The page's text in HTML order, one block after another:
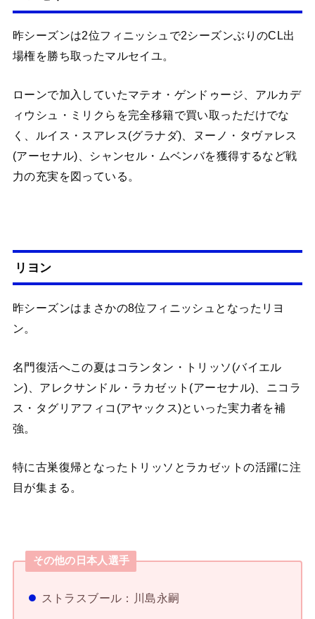
昨シーズンは2位フィニッシュで2シーズンぶりのCL出
場権を勝ち取ったマルセイユ。
ローンで加入していたマテオ・ゲンドゥージ、アルカデ
ィウシュ・ミリクらを完全移籍で買い取っただけでな
く、ルイス・スアレス(グラナダ)、ヌーノ・タヴァレス
(アーセナル)、シャンセル・ムベンバを獲得するなど戦
力の充実を図っている。
リヨン
昨シーズンはまさかの8位フィニッシュとなったリヨ
ン。
名門復活へこの夏はコランタン・トリッソ(バイエル
ン)、アレクサンドル・ラカゼット(アーセナル)、ニコラ
ス・タグリアフィコ(アヤックス)といった実力者を補
強。
特に古巣復帰となったトリッソとラカゼットの活躍に注
目が集まる。
その他の日本人選手
ストラスブール：川島永嗣